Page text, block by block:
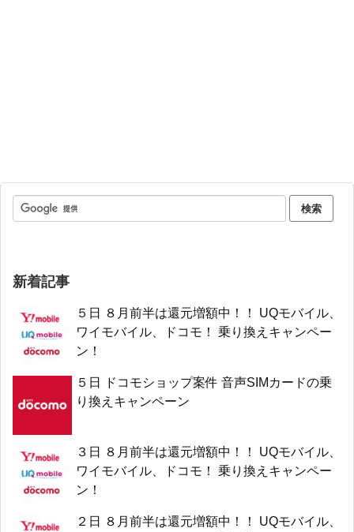
新着記事
５日 ８月前半は還元増額中！！ UQモバイル、
ワイモバイル、ドコモ！ 乗り換えキャンペー
ン！
５日 ドコモショップ案件 音声SIMカードの乗
り換えキャンペーン
３日 ８月前半は還元増額中！！ UQモバイル、
ワイモバイル、ドコモ！ 乗り換えキャンペー
ン！
２日 ８月前半は還元増額中！！ UQモバイル、